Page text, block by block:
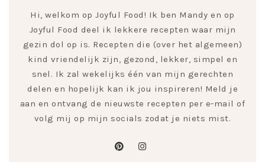
Hi, welkom op Joyful Food! Ik ben Mandy en op
Joyful Food deel ik lekkere recepten waar mijn
gezin dol op is. Recepten die (over het algemeen)
kind vriendelijk zijn, gezond, lekker, simpel en
snel. Ik zal wekelijks één van mijn gerechten
delen en hopelijk kan ik jou inspireren! Meld je
aan en ontvang de nieuwste recepten per e-mail of
volg mij op mijn socials zodat je niets mist.